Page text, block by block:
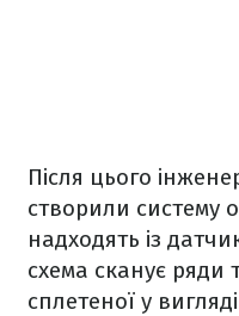
Після цього
створили систему
надходять із
схема сканує ряди
сплетеної у